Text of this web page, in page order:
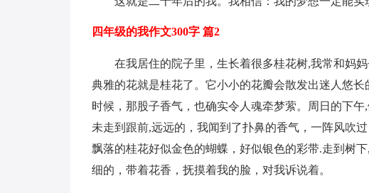
四年级的我作文300字 篇2
在我居住的院子里，生长着很多桂花树,我常和妈
典雅的花就是桂花了。它小小的花瓣会散发出迷人悠
时候，那股子香气，也确实令人魂牵梦萦。周日的下
未走到跟前,远远的，我闻到了扑鼻的香气，一阵风吹
飘落的桂花好似金色的蝴蝶，好似银色的彩带.走到树
细的，带着花香，抚摸着我的脸，对我诉说着。